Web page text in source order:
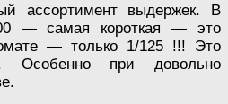
ассортимент выдержек. В
— самая короткая — это
— только 1/125 !!! Это
при довольно